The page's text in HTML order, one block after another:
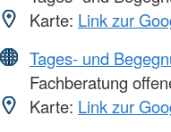
Karte: Link zur
Tages- und
Fachberatung
Karte: Link zur